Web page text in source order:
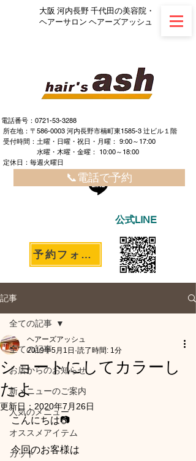
大阪 河内長野 千代田の美容院・
ヘアーサロン ヘアーズアッシュ
電話番号：0721-53-3288
所在地：〒586-0003 河内長野市楠町東1585-3 辻ビル１階
​ ​受付時間：土曜・日曜・祝日・月曜： 9:00～17:00
水曜・木曜・金曜： 10:00～18:00
定休日：毎週火曜日
📞電話で予約
公式LINE
予約フォームへ
記事
全ての記事
お店からのお知らせ
新メニューのご案内
人気のメニュー
オススメアイテム
カット
全ての記事
ショートにしてカラーし
たよ
ヘアーズアッシュ
2019年5月1日 読了時間: 1分
更新日： 2020年7月26日
こんにちは📷
今回のお客様は